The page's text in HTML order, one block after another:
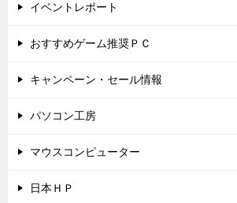
イベントレポート
おすすめゲーム推奨ＰＣ
キャンペーン・セール情報
パソコン工房
マウスコンピューター
日本ＨＰ